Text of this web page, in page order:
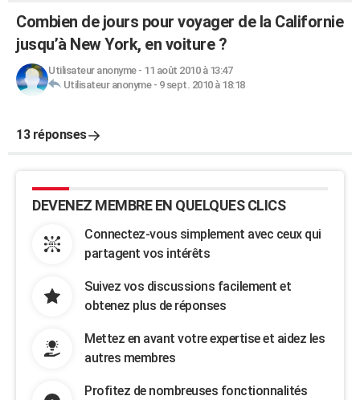
Combien de jours pour voyager de la Californie
jusqu’à New York, en voiture ?
Utilisateur anonyme- 11 août 2010 à 13:47
Utilisateur anonyme- 9 sept. 2010 à 18:18
13 réponses
DEVENEZ MEMBRE EN QUELQUES CLICS
Connectez-vous simplement avec ceux qui
partagent vos intérêts
Suivez vos discussions facilement et
obtenez plus de réponses
Mettez en avant votre expertise et aidez les
autres membres
Profitez de nombreuses fonctionnalités